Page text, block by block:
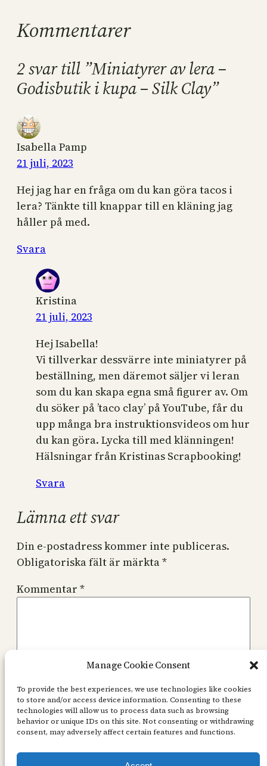
Manage Cookie Consent
To provide the best experiences, we use technologies like cookies
to store and/or access device information. Consenting to these
technologies will allow us to process data such as browsing
behavior or unique IDs on this site. Not consenting or withdrawing
consent, may adversely affect certain features and functions.
Kommentarer
2 svar till ”Miniatyrer av lera –
Godisbutik i kupa – Silk Clay”
Isabella Pamp
21 juli, 2023
Hej jag har en fråga om du kan göra tacos i
lera? Tänkte till knappar till en kläning jag
håller på med.
Svara
Kristina
21 juli, 2023
Hej Isabella!
Vi tillverkar dessvärre inte miniatyrer på
beställning, men däremot säljer vi leran
som du kan skapa egna små figurer av. Om
du söker på ’taco clay’ på YouTube, får du
upp många bra instruktionsvideos om hur
du kan göra. Lycka till med klänningen!
Hälsningar från Kristinas Scrapbooking!
Svara
Lämna ett svar
Din e-postadress kommer inte publiceras.
Obligatoriska fält är märkta*
Kommentar *
Namn*
E-postadress*